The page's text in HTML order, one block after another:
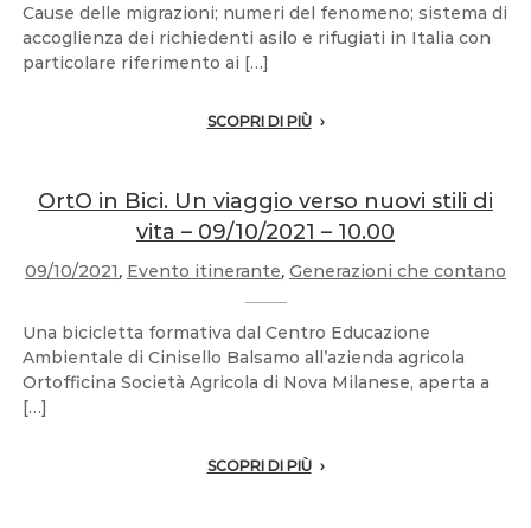
Cause delle migrazioni; numeri del fenomeno; sistema di
accoglienza dei richiedenti asilo e rifugiati in Italia con
particolare riferimento ai […]
SCOPRI DI PIÙ
OrtO in Bici. Un viaggio verso nuovi stili di
vita – 09/10/2021 – 10.00
09/10/2021, Evento itinerante, Generazioni che contano
Una bicicletta formativa dal Centro Educazione
Ambientale di Cinisello Balsamo all’azienda agricola
Ortofficina Società Agricola di Nova Milanese, aperta a
[…]
SCOPRI DI PIÙ